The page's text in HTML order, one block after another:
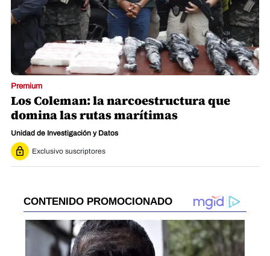
Premium
Los Coleman: la narcoestructura que
domina las rutas marítimas
Unidad de Investigación y Datos
Exclusivo suscriptores